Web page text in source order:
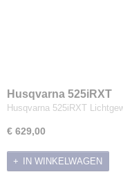
Husqvarna 525iRXT
Husqvarna 525iRXT
€ 629,00
IN WINKELWAGEN